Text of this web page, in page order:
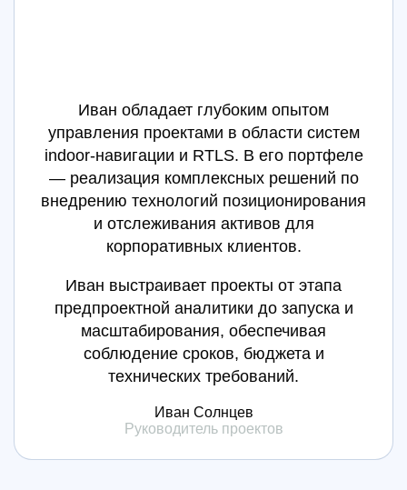
Иван обладает глубоким опытом
управления проектами в области систем
indoor-навигации и RTLS. В его портфеле
— реализация комплексных решений по
внедрению технологий позиционирования
и отслеживания активов для
корпоративных клиентов.
Иван выстраивает проекты от этапа
предпроектной аналитики до запуска и
масштабирования, обеспечивая
соблюдение сроков, бюджета и
технических требований.
Иван Солнцев
Руководитель проектов